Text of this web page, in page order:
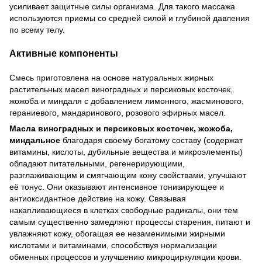
усиливает защитные силы организма. Для такого массажа
используются приемы со средней силой и глубиной давления
по всему телу.
Активные компоненты
Смесь приготовлена на основе натуральных жирных
растительных масел виноградных и персиковых косточек,
жожоба и миндаля с добавлением лимонного, жасминового,
гераниевого, мандаринового, розового эфирных масел.
Масла виноградных и персиковых косточек, жожоба,
миндальное благодаря своему богатому составу (содержат
витамины, кислоты, дубильные вещества и микроэлементы)
обладают питательными, регенерирующими,
разглаживающим и смягчающим кожу свойствами, улучшают
её тонус. Они оказывают интенсивное тонизирующее и
антиоксидантное действие на кожу. Связывая
накапливающиеся в клетках свободные радикалы, они тем
самым существенно замедляют процессы старения, питают и
увлажняют кожу, обогащая ее незаменимыми жирными
кислотами и витаминами, способствуя нормализации
обменных процессов и улучшению микроциркуляции крови.